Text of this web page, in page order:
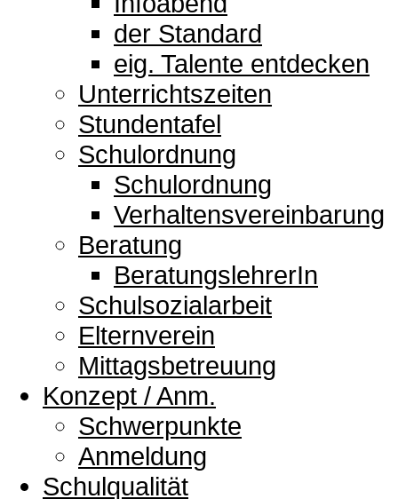
der Standard
eig. Talente entdecken
Unterrichtszeiten
Stundentafel
Schulordnung
Schulordnung
Verhaltensvereinbarung
Beratung
BeratungslehrerIn
Schulsozialarbeit
Elternverein
Mittagsbetreuung
Konzept / Anm.
Schwerpunkte
Anmeldung
Schulqualität